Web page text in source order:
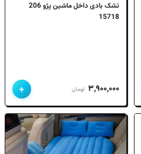
تشک بادی داخل ماشین پژو 206
15718
۳,۹۰۰,۰۰۰ تومان +